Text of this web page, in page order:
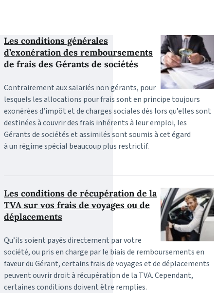
Les conditions générales
d’exonération des remboursements
de frais des Gérants de sociétés
Contrairement aux salariés non gérants, pour
lesquels les allocations pour frais sont en principe toujours
exonérées d’impôt et de charges sociales dès lors qu’elles sont
destinées à couvrir des frais inhérents à leur emploi, les
Gérants de sociétés et assimilés sont soumis à cet égard
à un régime spécial beaucoup plus restrictif.
Les conditions de récupération de la
TVA sur vos frais de voyages ou de
déplacements
Qu’ils soient payés directement par votre
société, ou pris en charge par le biais de remboursements en
faveur du Gérant, certains frais de voyages et de déplacements
peuvent ouvrir droit à récupération de la TVA. Cependant,
certaines conditions doivent être remplies.